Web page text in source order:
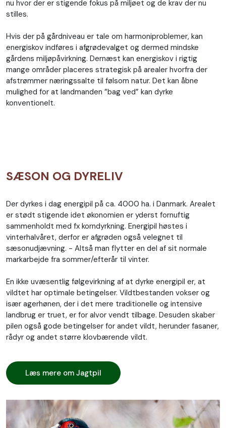
nu hvor der er stigende fokus på miljøet og de krav der nu
stilles.
Hvis der på gårdniveau er tale om harmoniproblemer, kan
energiskov indføres i afgrødevalget og dermed mindske
gårdens miljøpåvirkning. Dernæst kan energiskov i rigtig
mange områder placeres strategisk på arealer hvorfra der
afstrømmer næringssalte til følsom natur. Det kan åbne
mulighed for at landmanden ”bag ved” kan dyrke
konventionelt.
SÆSON OG DYRELIV
Der dyrkes i dag energipil på ca. 4000 ha. i Danmark. Arealet
er stødt stigende idet økonomien er yderst fornuftig
sammenholdt med fx korndyrkning. Energipil høstes i
vinterhalvåret, derfor er afgrøden også velegnet til
sæsonudjævning. - Altså man flytter en del af sit normale
markarbejde fra sommer/efterår til vinter.
En ikke uvæsentlig følgevirkning af at dyrke energipil er, at
vildtet har optimale betingelser. Vildtbestanden vokser og
især agerhønen, der i det mere traditionelle og intensive
landbrug er truet, er for alvor vendt tilbage. Desuden skaber
pilen også gode betingelser for andet vildt, herunder fasaner,
rådyr og andet større klovbærende vildt.
Læs mere om Jagtpil